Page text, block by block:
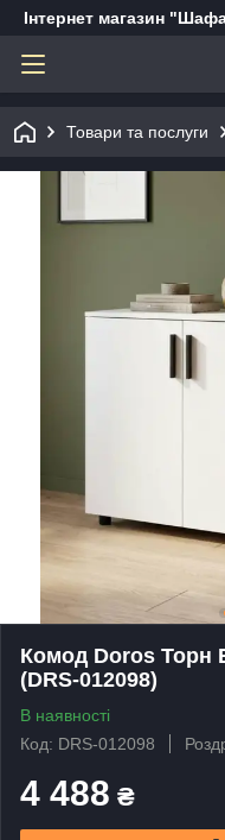
Інтернет магазин
Товари та послуги
Комод Doros Торн
(DRS-012098)
В наявності
Код: DRS-012098
4 488 ₴